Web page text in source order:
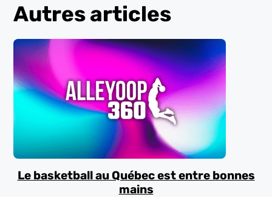
Autres articles
Le basketball au Québec est entre bonnes
mains